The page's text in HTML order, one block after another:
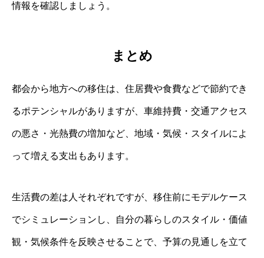
情報を確認しましょう。
まとめ
都会から地方への移住は、住居費や食費などで節約でき
るポテンシャルがありますが、車維持費・交通アクセス
の悪さ・光熱費の増加など、地域・気候・スタイルによ
って増える支出もあります。
生活費の差は人それぞれですが、移住前にモデルケース
でシミュレーションし、自分の暮らしのスタイル・価値
観・気候条件を反映させることで、予算の見通しを立て